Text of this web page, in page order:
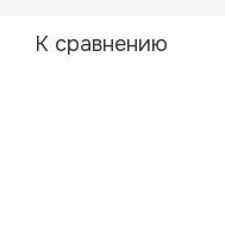
К сравнению